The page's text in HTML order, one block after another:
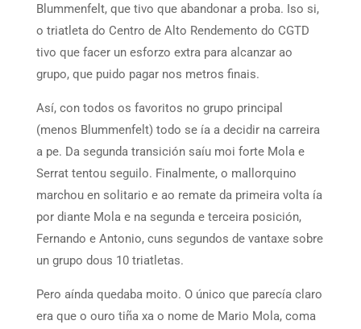
Blummenfelt, que tivo que abandonar a proba. Iso si,
o triatleta do Centro de Alto Rendemento do CGTD
tivo que facer un esforzo extra para alcanzar ao
grupo, que puido pagar nos metros finais.
Así, con todos os favoritos no grupo principal
(menos Blummenfelt) todo se ía a decidir na carreira
a pe. Da segunda transición saíu moi forte Mola e
Serrat tentou seguilo. Finalmente, o mallorquino
marchou en solitario e ao remate da primeira volta ía
por diante Mola e na segunda e terceira posición,
Fernando e Antonio, cuns segundos de vantaxe sobre
un grupo dous 10 triatletas.
Pero aínda quedaba moito. O único que parecía claro
era que o ouro tiña xa o nome de Mario Mola, coma